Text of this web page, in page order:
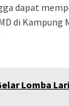
dapat
di Kampung
Lomba